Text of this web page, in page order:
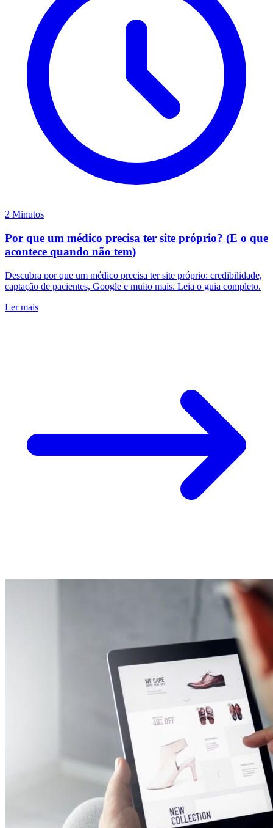
2 Minutos
Por que um médico precisa ter site próprio? (E o que
acontece quando não tem)
Descubra por que um médico precisa ter site próprio: credibilidade,
captação de pacientes, Google e muito mais. Leia o guia completo.
Ler mais